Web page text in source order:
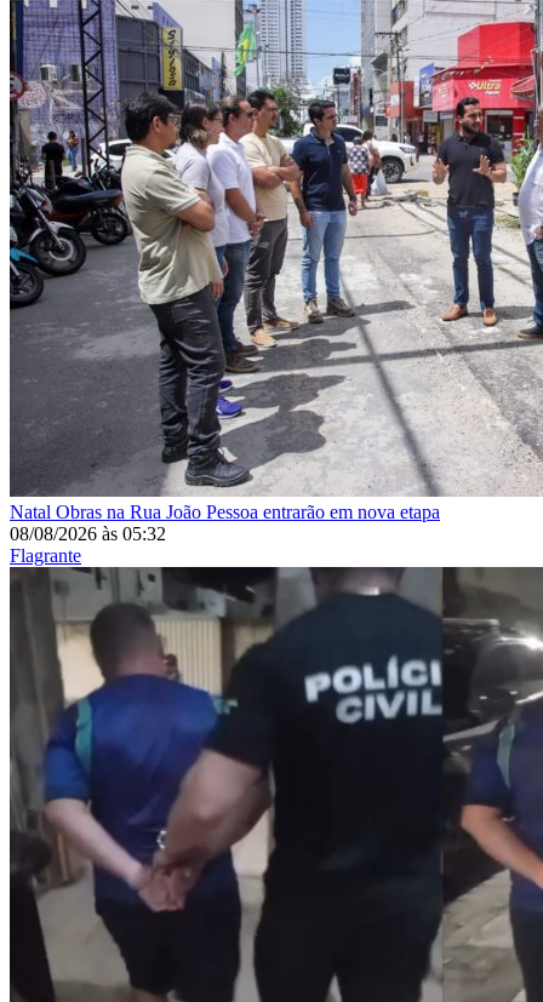
Natal Obras na Rua João Pessoa entrarão em nova etapa
08/08/2026 às 05:32
Flagrante